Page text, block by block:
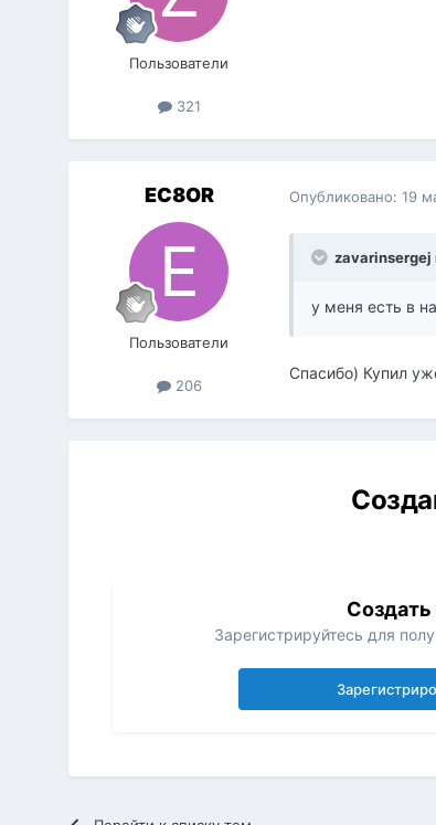
Пользователи
321
EC8OR
Пользователи
206
Опубликовано:19
zavarinsergej
у меня есть в
Спасибо) Купил
Создать
Зарегистрируйтесь для